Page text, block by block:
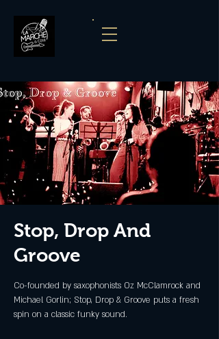
Stop, Drop And
Groove
Co-founded by saxophonists Oz McClamrock and
Michael Gorlin; Stop, Drop & Groove puts a fresh
spin on a classic funky sound.